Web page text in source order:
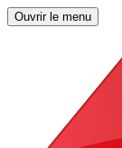
Ouvrir le menu